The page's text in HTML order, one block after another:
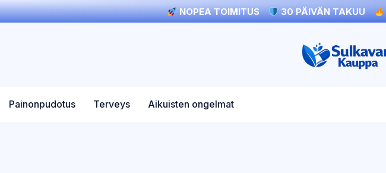
NOPEA TOIMITUS 30 PÄIVÄN TAKUU
Painonpudotus Terveys Aikuisten ongelmat